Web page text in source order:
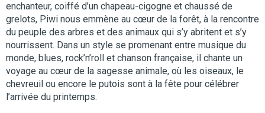
enchanteur, coiffé d’un chapeau-cigogne et chaussé de
grelots, Piwi nous emmène au cœur de la forêt, à la rencontre
du peuple des arbres et des animaux qui s’y abritent et s’y
nourrissent. Dans un style se promenant entre musique du
monde, blues, rock’n’roll et chanson française, il chante un
voyage au cœur de la sagesse animale, où les oiseaux, le
chevreuil ou encore le putois sont à la fête pour célébrer
l’arrivée du printemps.